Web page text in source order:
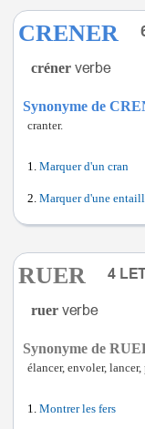
CRENER
créner
Synonyme de
cranter.
Marquer d'un cran
Marquer d'une
RUER
ruer
Synonyme de
élancer, envoler,
Montrer les fers